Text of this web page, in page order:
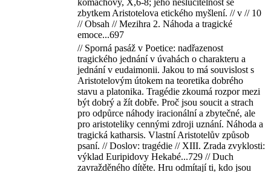
komachovy, X,6-8; jeho neslučitelnost se
zbytkem Aristotelova etického myšlení. // v // 10
// Obsah // Mezihra 2. Náhoda a tragické
emoce...697
// Sporná pasáž v Poetice: nadřazenost
tragického jednání v úvahách o charakteru a
jednání v eudaimonii. Jakou to má souvislost s
Aristotelovým útokem na teoretika dobrého
stavu a platonika. Tragédie zkoumá rozpor mezi
být dobrý a žít dobře. Proč jsou soucit a strach
pro odpůrce náhody iracionální a zbytečné, ale
pro aristoteliky cennými zdroji uznání. Náhoda a
tragická katharsis. Vlastní Aristotelův způsob
psaní. // Doslov: tragédie // XIII. Zrada zvyklosti:
výklad Euripidovy Hekabé...729 // Duch
zavražděného dítěte. Hru odmítají ti, kdo jsou